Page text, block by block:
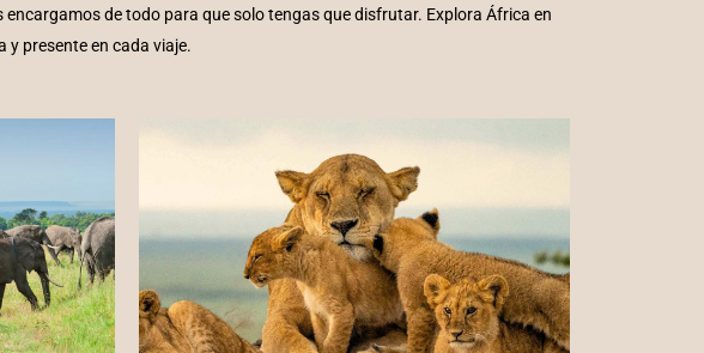
de todo para que solo tengas que disfrutar. Explora África en
y presente en cada viaje.